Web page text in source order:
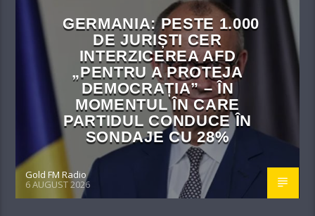
GERMANIA: PESTE 1.000
DE JURIȘTI CER
INTERZICEREA AFD
„PENTRU A PROTEJA
DEMOCRAȚIA” – ÎN
MOMENTUL ÎN CARE
PARTIDUL CONDUCE ÎN
SONDAJE CU 28%
Gold FM Radio
6 AUGUST 2026